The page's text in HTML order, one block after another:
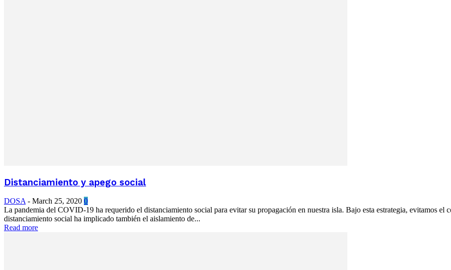
Distanciamiento y apego social
DOSA - March 25, 2020 0
La pandemia del COVID-19 ha requerido el distanciamiento social para evitar su propagación en nuestra isla. Bajo esta estrategia, evitamos
distanciamiento social ha implicado también el aislamiento de...
Read more